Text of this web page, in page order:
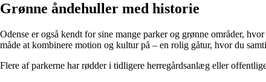
Grønne åndehuller med historie
Odense er også kendt for sine mange parker og grønne områder,
måde at kombinere motion og kultur på – en rolig gåtur, hvor du
Flere af parkerne har rødder i tidligere herregårdsanlæg eller